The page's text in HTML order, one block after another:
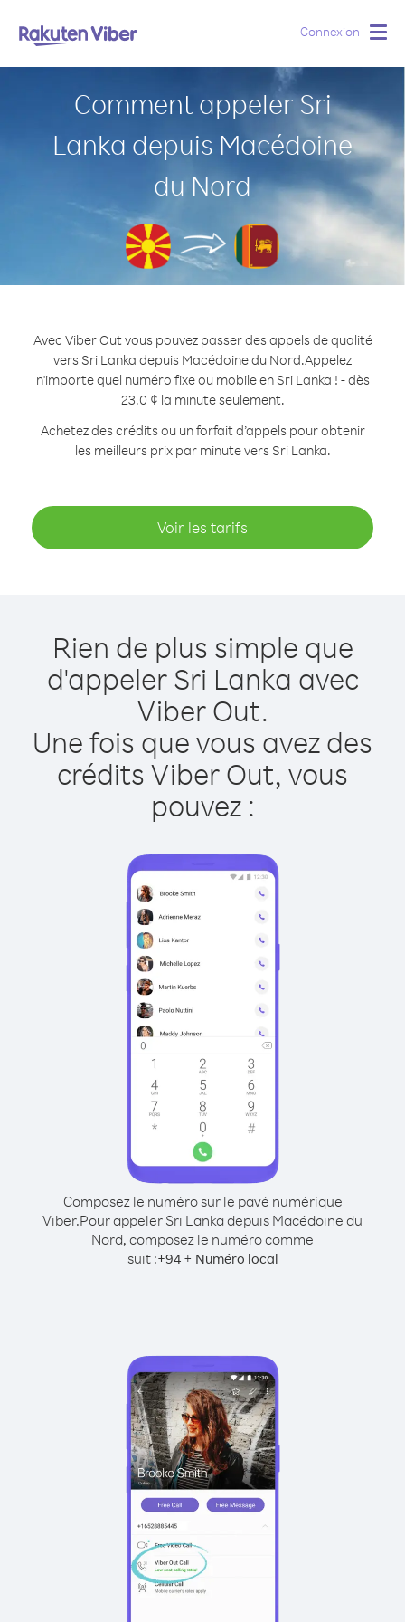
Connexion
Comment appeler Sri
Lanka depuis Macédoine
du Nord
Avec Viber Out vous pouvez passer des appels de qualité
vers Sri Lanka depuis Macédoine du Nord.Appelez
n'importe quel numéro fixe ou mobile en Sri Lanka ! - dès
23.0 ¢ la minute seulement.
Achetez des crédits ou un forfait d’appels pour obtenir
les meilleurs prix par minute vers Sri Lanka.
Voir les tarifs
Rien de plus simple que
d'appeler Sri Lanka avec
Viber Out.
Une fois que vous avez des
crédits Viber Out, vous
pouvez :
Composez le numéro sur le pavé numérique
Viber.Pour appeler Sri Lanka depuis Macédoine du
Nord, composez le numéro comme
suit :+94+ Numéro local